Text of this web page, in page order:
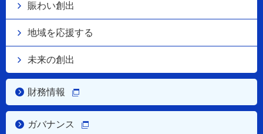
賑わい創出
地域を応援する
未来の創出
財務情報
ガバナンス